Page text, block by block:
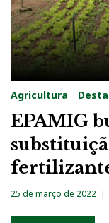
Agricultura
EPAMIG
25 de março de 2022